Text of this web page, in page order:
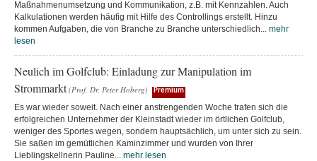
Maßnahmenumsetzung und Kommunikation, z.B. mit Kennzahlen. Auch
Kalkulationen werden häufig mit Hilfe des Controllings erstellt. Hinzu
kommen Aufgaben, die von Branche zu Branche unterschiedlich... mehr
lesen
Neulich im Golfclub: Einladung zur Manipulation im
Strommarkt (Prof. Dr. Peter Hoberg) Premium
Es war wieder soweit. Nach einer anstrengenden Woche trafen sich die
erfolgreichen Unternehmer der Kleinstadt wieder im örtlichen Golfclub,
weniger des Sportes wegen, sondern hauptsächlich, um unter sich zu sein.
Sie saßen im gemütlichen Kaminzimmer und wurden von Ihrer
Lieblingskellnerin Pauline... mehr lesen